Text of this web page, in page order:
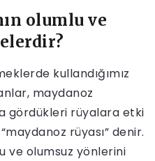
olumlu ve
kullandığımız
maydanoz
gördükleri rüyalara etki
rüyası” denir.
ve olumsuz yönlerini